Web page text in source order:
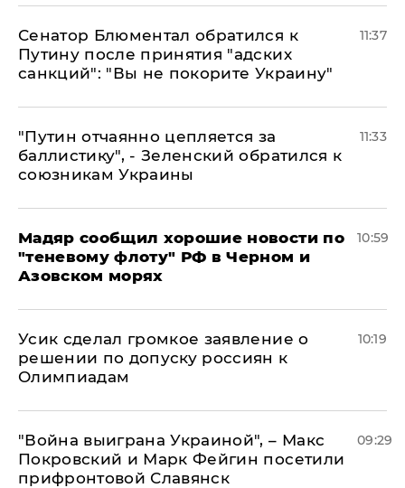
Сенатор Блюментал обратился к
Путину после принятия "адских
санкций": "Вы не покорите Украину"
11:37
"Путин отчаянно цепляется за
баллистику", - Зеленский обратился к
союзникам Украины
11:33
Мадяр сообщил хорошие новости по
"теневому флоту" РФ в Черном и
Азовском морях
10:59
Усик сделал громкое заявление о
решении по допуску россиян к
Олимпиадам
10:19
"Война выиграна Украиной", – Макс
Покровский и Марк Фейгин посетили
прифронтовой Славянск
09:29